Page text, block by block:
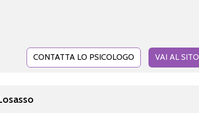
CONTATTA LO PSICOLOGO VAI AL SITO